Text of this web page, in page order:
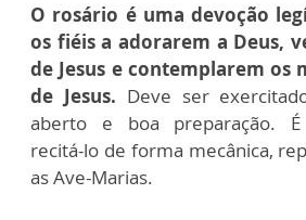
O rosário é uma devoção
os fiéis a adorarem a Deus,
de Jesus e contemplarem os
de Jesus. Deve ser
aberto e boa preparação. É
recitá-lo de forma mecânica,
as Ave-Marias.